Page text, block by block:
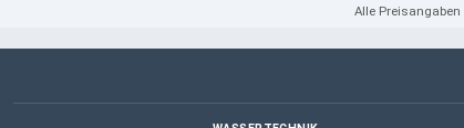
Alle Preisangaben